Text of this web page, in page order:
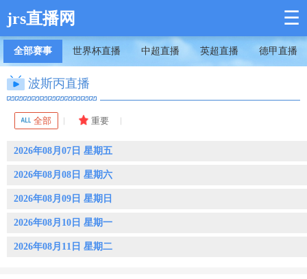
jrs直播网 ☰
全部赛事 世界杯直播 中超直播 英超直播 德甲直播
波斯丙直播
2026年08月07日 星期五
2026年08月08日 星期六
2026年08月09日 星期日
2026年08月10日 星期一
2026年08月11日 星期二